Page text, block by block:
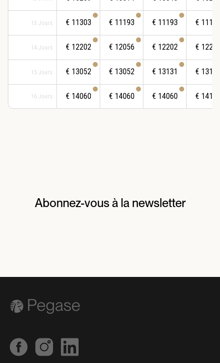
13 Jours
14 Jours
15 Jours
16 Jours
€ 11303
€ 12202
€ 13052
€ 14060
€ 11193
€ 12056
€ 13052
€ 14060
€ 11193
€ 12202
€ 13131
€ 14060
€
€
€
€
Abonnez-vous à la newsletter